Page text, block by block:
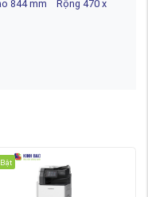
844 mm Rộng 470 x